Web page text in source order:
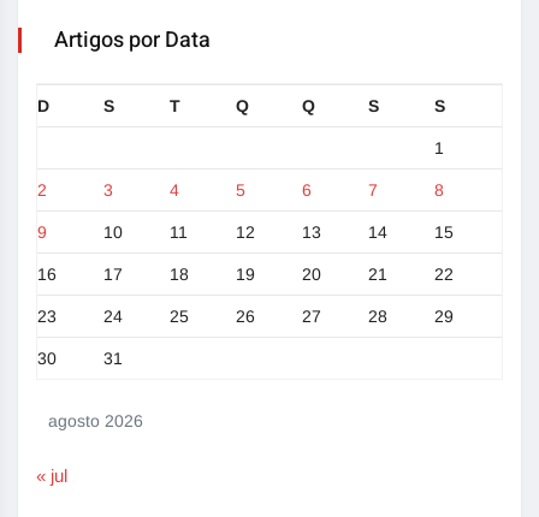
Artigos por Data
agosto 2026
D S T Q Q S S
1
2 3 4 5 6 7 8
9 10 11 12 13 14 15
16 17 18 19 20 21 22
23 24 25 26 27 28 29
30 31
« jul